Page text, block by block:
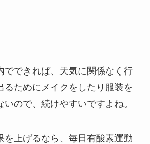
でできれば、天気に関係なく行
るためにメイクをしたり服装を
ので、続けやすいですよね。
を上げるなら、毎日有酸素運動